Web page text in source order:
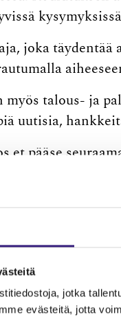
jotka
evästeitä, jotta
joka täydentää
myös talous- ja
uutisia,
et pääse